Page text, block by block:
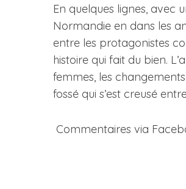
En quelques lignes, avec
Normandie en dans les
entre les protagonistes
histoire qui fait du bien.
femmes, les
fossé qui s’est creusé
Commentaires via